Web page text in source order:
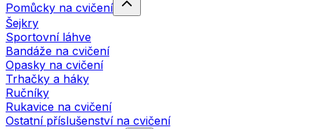
Pomůcky na cvičení
Šejkry
Sportovní láhve
Bandáže na cvičení
Opasky na cvičení
Trhačky a háky
Ručníky
Rukavice na cvičení
Ostatní příslušenství na cvičení